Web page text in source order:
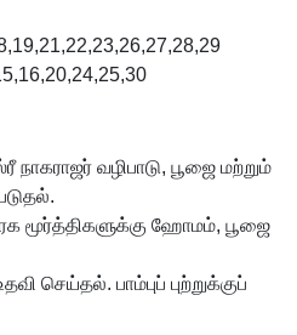
வழிபாடு, பூஜை மற்றும்
மூர்த்திகளுக்கு ஹோமம், பூஜை
செய்தல். பாம்புப் புற்றுக்குப்